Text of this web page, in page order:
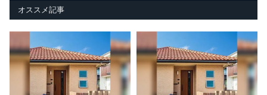
オススメ記事